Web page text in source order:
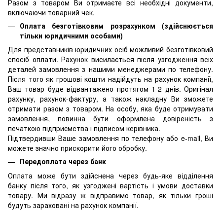
Разом з товаром Ви отримаєте всі необхідні документи,
включаючи товарний чек.
Оплата безготівковим розрахунком (здійснюється
тільки юридичними особами)
Для представників юридичних осіб можливий безготівковий
спосіб оплати. Рахунок висилається після узгодження всіх
деталей замовлення з нашими менеджерами по телефону.
Після того як грошові кошти надійдуть на рахунок компанії,
Ваш товар буде відвантажено протягом 1-2 днів. Оригінал
рахунку, рахунок-фактуру, а також накладну Ви зможете
отримати разом з товаром. На особу, яка буде отримувати
замовлення, повинна бути оформлена довіреність з
печаткою підприємства і підписом керівника.
Підтвердивши Ваше замовлення по телефону або e-mail, Ви
можете значно прискорити його обробку.
Передоплата через банк
Оплата може бути здійснена через будь-яке відділення
банку після того, як узгоджені вартість і умови доставки
товару. Ми відразу ж відправимо товар, як тільки гроші
будуть зараховані на рахунок компанії.